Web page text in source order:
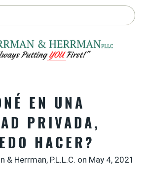
EN UNA
PRIVADA,
HACER?
& Herrman, P.L.L.C. on May 4, 2021